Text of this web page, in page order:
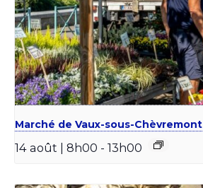
Marché de Vaux-sous-Chèvremont
14 août | 8h00 - 13h00